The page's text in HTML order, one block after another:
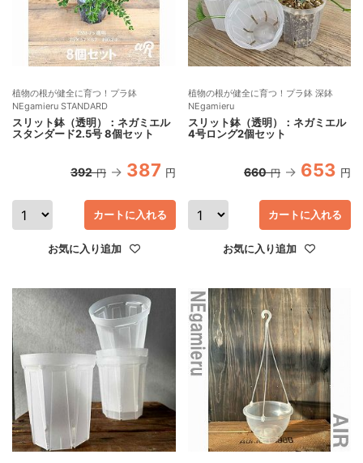
植物の根が健全に育つ！プラ鉢
NEgamieru STANDARD
スリット鉢（透明）：ネガミエル
スタンダード2.5号 8個セット
392 円 387 円
カートに入れる
お気に入り追加
植物の根が健全に育つ！プラ鉢 深鉢
NEgamieru
スリット鉢（透明）：ネガミエル
4号ロング2個セット
660 円 653 円
カートに入れる
お気に入り追加